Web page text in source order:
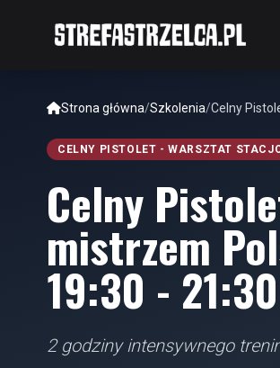
Strona główna/Szkolenia/Celny
CELNY PISTOLET - WARSZTAT
Celny
mistrzem
19:30 -
2 godziny intensywnego